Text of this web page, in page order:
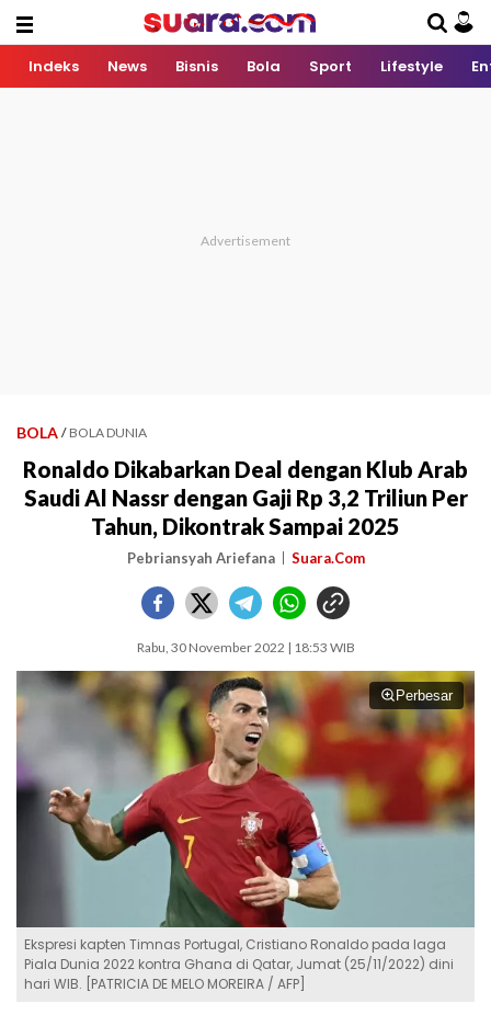
Indeks News Bisnis Bola Sport Lifestyle
BOLA / BOLA DUNIA
Ronaldo Dikabarkan Deal dengan Klub Arab
Saudi Al Nassr dengan Gaji Rp 3,2 Triliun Per
Tahun, Dikontrak Sampai 2025
Pebriansyah Ariefana Suara.Com
Rabu, 30 November 2022 | 18:53 WIB
Perbesar
Ekspresi kapten Timnas Portugal, Cristiano Ronaldo pada laga
Piala Dunia 2022 kontra Ghana di Qatar, Jumat (25/11/2022) dini
hari WIB. [PATRICIA DE MELO MOREIRA / AFP]